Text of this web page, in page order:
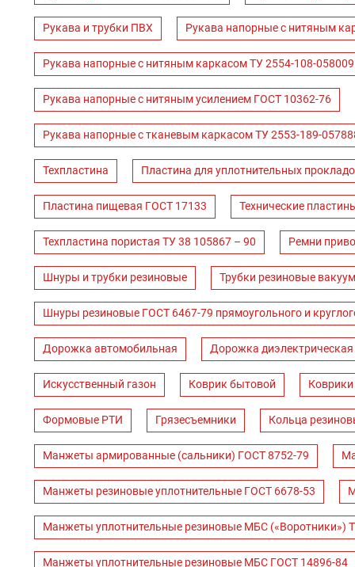
Рукава и трубки ПВХ Рукава напорные с нитяным
Рукава напорные с нитяным каркасом ТУ 2554-108-
Рукава напорные с нитяным усилением ГОСТ 10362-76
Рукава напорные с тканевым каркасом ТУ 2553-189-
Техпластина Пластина для уплотнительных
Пластина пищевая ГОСТ 17133 Технические
Техпластина пористая ТУ 38 105867 – 90 Ремни
Шнуры и трубки резиновые Трубки резиновые
Шнуры резиновые ГОСТ 6467-79 прямоугольного и
Дорожка автомобильная Дорожка диэлектрическая
Искусственный газон Коврик бытовой Коврики
Формовые РТИ Грязесъемники Кольца
Манжеты армированные (сальники) ГОСТ 8752-79
Манжеты резиновые уплотнительные ГОСТ 6678-53
Манжеты уплотнительные резиновые МБС («Воротники»)
Манжеты уплотнительные резиновые МБС ГОСТ 14896-84